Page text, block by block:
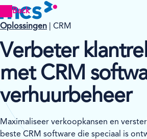
Back
Oplossingen | CRM
Verbeter
met CRM
verhuurbeheer
Maximaliseer verkoopkansen en
beste CRM software die speciaal is